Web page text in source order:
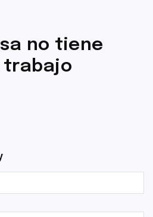
no tiene
trabajo